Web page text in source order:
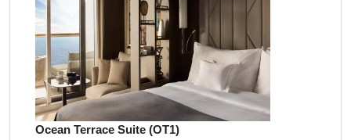
Ocean Terrace Suite (OT1)